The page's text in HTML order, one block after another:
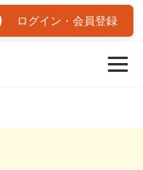
ログイン・会員登録